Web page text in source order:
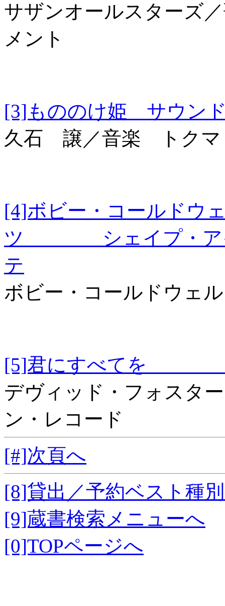
サザンオールスターズ
メント
[3]もののけ姫 サ
久石 譲／音楽 トクマ
[4]ボビー・コールドウ
ツ シェイプ・アイ
テ
ボビー・コールドウ
[5]君にすべてを
デヴィッド・フォス
ン・レコード
[#]次頁へ
[8]貸出／予約ベスト種
[9]蔵書検索メニューへ
[0]TOPページへ